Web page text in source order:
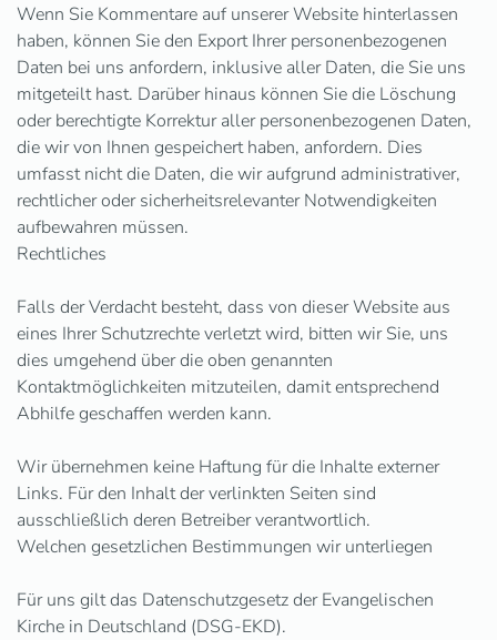
Wenn Sie Kommentare auf unserer Website hinterlassen
haben, können Sie den Export Ihrer personenbezogenen
Daten bei uns anfordern, inklusive aller Daten, die Sie uns
mitgeteilt hast. Darüber hinaus können Sie die Löschung
oder berechtigte Korrektur aller personenbezogenen Daten,
die wir von Ihnen gespeichert haben, anfordern. Dies
umfasst nicht die Daten, die wir aufgrund administrativer,
rechtlicher oder sicherheitsrelevanter Notwendigkeiten
aufbewahren müssen.
Rechtliches
Falls der Verdacht besteht, dass von dieser Website aus
eines Ihrer Schutzrechte verletzt wird, bitten wir Sie, uns
dies umgehend über die oben genannten
Kontaktmöglichkeiten mitzuteilen, damit entsprechend
Abhilfe geschaffen werden kann.
Wir übernehmen keine Haftung für die Inhalte externer
Links. Für den Inhalt der verlinkten Seiten sind
ausschließlich deren Betreiber verantwortlich.
Welchen gesetzlichen Bestimmungen wir unterliegen
Für uns gilt das Datenschutzgesetz der Evangelischen
Kirche in Deutschland (DSG-EKD).